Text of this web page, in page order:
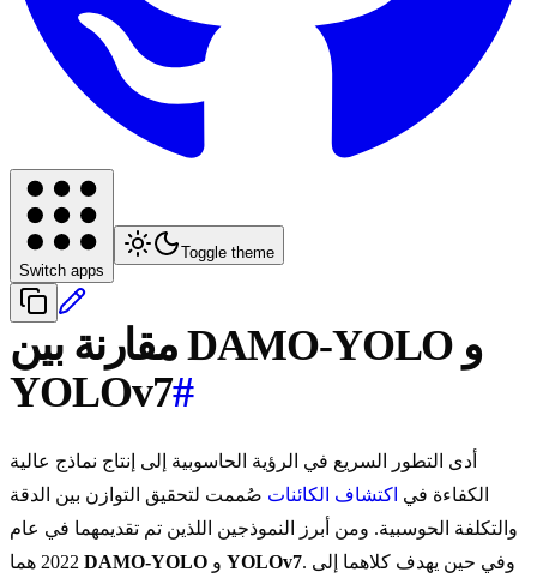
Switch apps
Toggle theme
مقارنة بين DAMO-YOLO و
YOLOv7#
أدى التطور السريع في الرؤية الحاسوبية إلى إنتاج نماذج عالية
الكفاءة في اكتشاف الكائنات صُممت لتحقيق التوازن بين الدقة
والتكلفة الحوسبية. ومن أبرز النموذجين اللذين تم تقديمهما في عام
DAMO-YOLO YOLOv7. وفي حين يهدف كلاهما إلى